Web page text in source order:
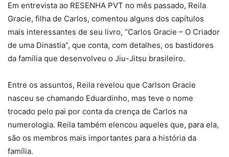
Em entrevista ao RESENHA PVT no mês passado, Reila
Gracie, filha de Carlos, comentou alguns dos capítulos
mais interessantes de seu livro, “Carlos Gracie – O Criador
de uma Dinastia”, que conta, com detalhes, os bastidores
da família que desenvolveu o Jiu-Jitsu brasileiro.
Entre os assuntos, Reila revelou que Carlson Gracie
nasceu se chamando Eduardinho, mas teve o nome
trocado pelo pai por conta da crença de Carlos na
numerologia. Reila também elencou aqueles que, para ela,
são os membros mais importantes para a história da
família.